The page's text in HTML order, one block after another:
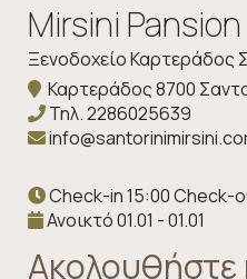
Mirsini Pansion
Ξενοδοχείο Καρτεράδος
Καρτεράδος 8700
Τηλ.2286025639
Check-in 15:00 Check-
Ανοικτό 01.01 - 01.01
Ακολουθήστε